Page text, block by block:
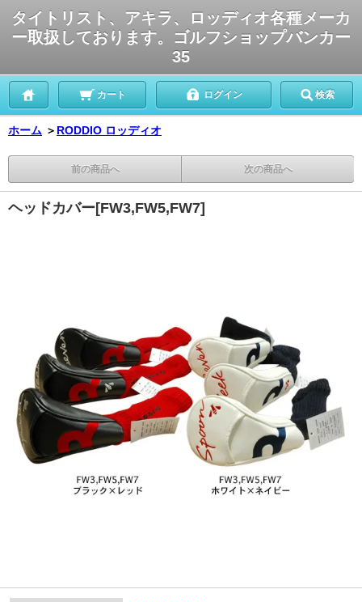
タイトリスト、アキラ、ロッディオ各種メーカ
ー取扱しております。ゴルフショップバンカー
35
カート ログイン 検索
ホーム ＞ RODDIO ロッディオ
前の商品へ 次の商品へ
ヘッドカバー[FW3,FW5,FW7]